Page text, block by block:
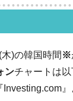
国･李在明「青年
せよう」⇒ どん
「19.4億ドル」
)の韓国時間 ※
ンチャートは
』